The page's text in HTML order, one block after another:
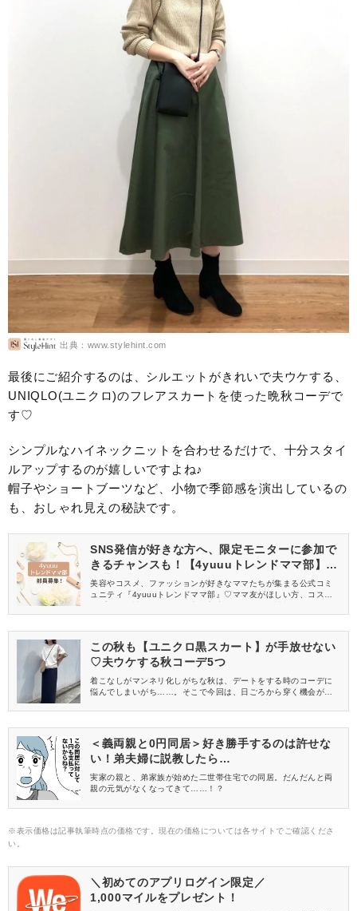
出典：www.stylehint.com
最後にご紹介するのは、シルエットがきれいで夫ウケする、
UNIQLO(ユニクロ)のフレアスカートを使った晩秋コーデで
す♡
シンプルなハイネックニットを合わせるだけで、十分スタイ
ルアップするのが嬉しいですよね♪
帽子やショートブーツなど、小物で季節感を演出しているの
も、おしゃれ見えの秘訣です。
SNS発信が好きな方へ、限定モニターに参加で
きるチャンスも！【4yuuuトレンドママ部】部
員募集中
美容やコスメ、ファッションが好きなママたちが集まる公式コミ
ュニティ『4yuuuトレンドママ部』♡ママ友がほしい方、コスメサ
信してくれる方を募集しています！
この秋も【ユニクロ黒スカート】が手放せない
♡夫ウケする秋コーデ5つ
着こなしがマンネリ化しがちな秋は、デートをする時のコーデに
悩んでしまいがち……。そこで今回は、日ごろから穿く機会が多
をご紹介します♡
＜義両親と0円同居＞好き勝手するのは許せな
い！弟夫婦に説教したら…
実家の親と、弟家族が始めた二世帯住宅での同居。だんだんと両
親の元気がなくなってきて……！？
※表示価格は記事執筆時点の価格です。現在の価格については各サイトでご確認くださ
い。
＼初めてのアプリログイン限定／
1,000マイルをプレゼント！